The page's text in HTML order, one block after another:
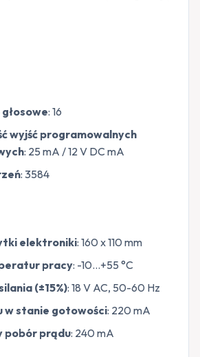
: 16
wyjść programowalnych
: 25 mA / 12 V DC mA
: 3584
elektroniki: 160 x 110 mm
pracy: -10…+55 °C
(±15%): 18 V AC, 50-60 Hz
w stanie gotowości: 220 mA
pobór prądu: 240 mA